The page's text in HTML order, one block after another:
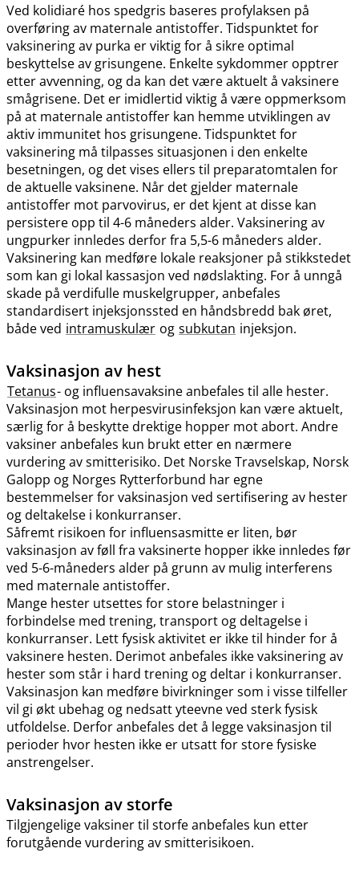
Ved kolidiaré hos spedgris baseres profylaksen på
overføring av maternale antistoffer. Tidspunktet for
vaksinering av purka er viktig for å sikre optimal
beskyttelse av grisungene. Enkelte sykdommer opptrer
etter avvenning, og da kan det være aktuelt å vaksinere
smågrisene. Det er imidlertid viktig å være oppmerksom
på at maternale antistoffer kan hemme utviklingen av
aktiv immunitet hos grisungene. Tidspunktet for
vaksinering må tilpasses situasjonen i den enkelte
besetningen, og det vises ellers til preparatomtalen for
de aktuelle vaksinene. Når det gjelder maternale
antistoffer mot parvovirus, er det kjent at disse kan
persistere opp til 4-6 måneders alder. Vaksinering av
ungpurker innledes derfor fra 5,5-6 måneders alder.
Vaksinering kan medføre lokale reaksjoner på stikkstedet
som kan gi lokal kassasjon ved nødslakting. For å unngå
skade på verdifulle muskelgrupper, anbefales
standardisert injeksjonssted en håndsbredd bak øret,
både ved intramuskulær og subkutan injeksjon.
Vaksinasjon av hest
Tetanus- og influensavaksine anbefales til alle hester.
Vaksinasjon mot herpesvirusinfeksjon kan være aktuelt,
særlig for å beskytte drektige hopper mot abort. Andre
vaksiner anbefales kun brukt etter en nærmere
vurdering av smitterisiko. Det Norske Travselskap, Norsk
Galopp og Norges Rytterforbund har egne
bestemmelser for vaksinasjon ved sertifisering av hester
og deltakelse i konkurranser.
Såfremt risikoen for influensasmitte er liten, bør
vaksinasjon av føll fra vaksinerte hopper ikke innledes før
ved 5-6-måneders alder på grunn av mulig interferens
med maternale antistoffer.
Mange hester utsettes for store belastninger i
forbindelse med trening, transport og deltagelse i
konkurranser. Lett fysisk aktivitet er ikke til hinder for å
vaksinere hesten. Derimot anbefales ikke vaksinering av
hester som står i hard trening og deltar i konkurranser.
Vaksinasjon kan medføre bivirkninger som i visse tilfeller
vil gi økt ubehag og nedsatt yteevne ved sterk fysisk
utfoldelse. Derfor anbefales det å legge vaksinasjon til
perioder hvor hesten ikke er utsatt for store fysiske
anstrengelser.
Vaksinasjon av storfe
Tilgjengelige vaksiner til storfe anbefales kun etter
forutgående vurdering av smitterisikoen.